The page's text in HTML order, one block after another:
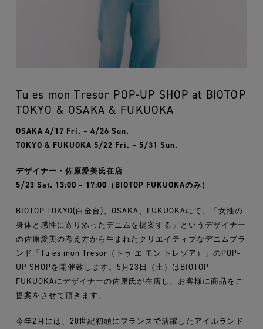
Tu es mon Tresor POP-UP SHOP at BIOTOP
TOKYO & OSAKA & FUKUOKA
OSAKA 4/17 Fri. – 4/26 Sun.
TOKYO & FUKUOKA 5/22 Fri. – 5/31 Sun.
デザイナー・佐原愛美氏在店
5/23 Sat. 13:00 – 17:00（BIOTOP FUKUOKAのみ）
BIOTOP TOKYO(白金台)、OSAKA、FUKUOKAにて、「女性の
身体と感性に寄り添ったデニムを提案する」というデザイナー
の佐原愛美の考え方から生まれたクリエイティブなデニムブラ
ンド「Tu es mon Tresor（トゥ エ モン トレゾア）」のPOP-
UP SHOPを開催致します。5月23日（土）はBIOTOP
FUKUOKAにデザイナーの佐原氏が在店し、お客様に商品をご
提案をさせて頂きます。
今年2月には、20世紀初頭にフランスで活躍したアイルランド